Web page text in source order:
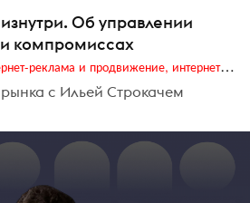
Об управлении
компромиссах
Digital (web-дизайн, интернет-реклама и продвижение, интернет-сообщества и блоги, интернет-коммуникации, мобильный маркетинг, реклама на цифровых экранах)
с Ильей Строкачем